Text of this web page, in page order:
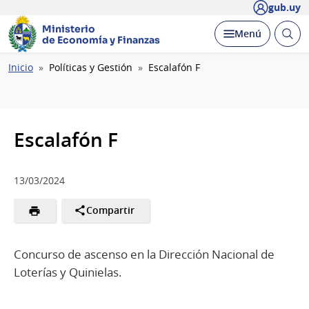
gub.uy
Ministerio
de Economía y Finanzas
Desplegar
Menú Abrir
Ruta
Inicio Políticas y Gestión Escalafón F
Escalafón F
13/03/2024
Compartir
Concurso de ascenso en la Dirección Nacional de
Loterías y Quinielas.